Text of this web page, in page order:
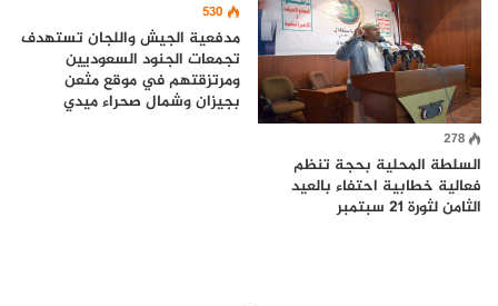
278
السلطة المحلية بحجة تنظم
فعالية خطابية احتفاء بالعيد
الثامن لثورة 21 سبتمبر
530
مدفعية الجيش واللجان تستهدف
تجمعات الجنود السعوديين
ومرتزقتهم في موقع مثعن
بجيزان وشمال صحراء ميدي